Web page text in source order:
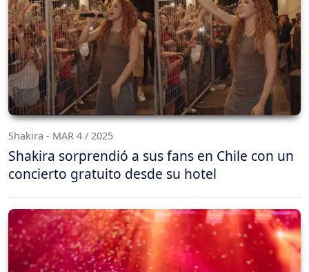
Shakira - MAR 4 / 2025
Shakira sorprendió a sus fans en Chile con un
concierto gratuito desde su hotel